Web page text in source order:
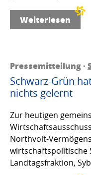
Weiterlesen
Pressemitteilung ·
Schwarz-Grün
nichts gelernt
Zur heutigen
Northvolt-
wirtschaftspolitische
Landtagsfraktion,